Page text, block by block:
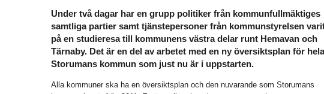
Under två dagar har en grupp politiker från kommunfullmäktiges
samtliga partier samt tjänstepersoner från kommunstyrelsen
på en studieresa till kommunens västra delar runt Hemavan och
Tärnaby. Det är en del av arbetet med en ny översiktsplan för hela
Storumans kommun som just nu är i uppstarten.
Alla kommuner ska ha en översiktsplan och den nuvarande som Storumans